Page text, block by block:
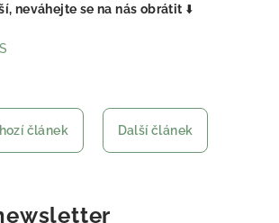
neváhejte se na nás obrátit ⬇️
článek Další článek